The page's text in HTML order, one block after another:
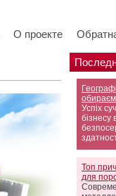
О проекте
Успіх
бізнесу
Топ
для